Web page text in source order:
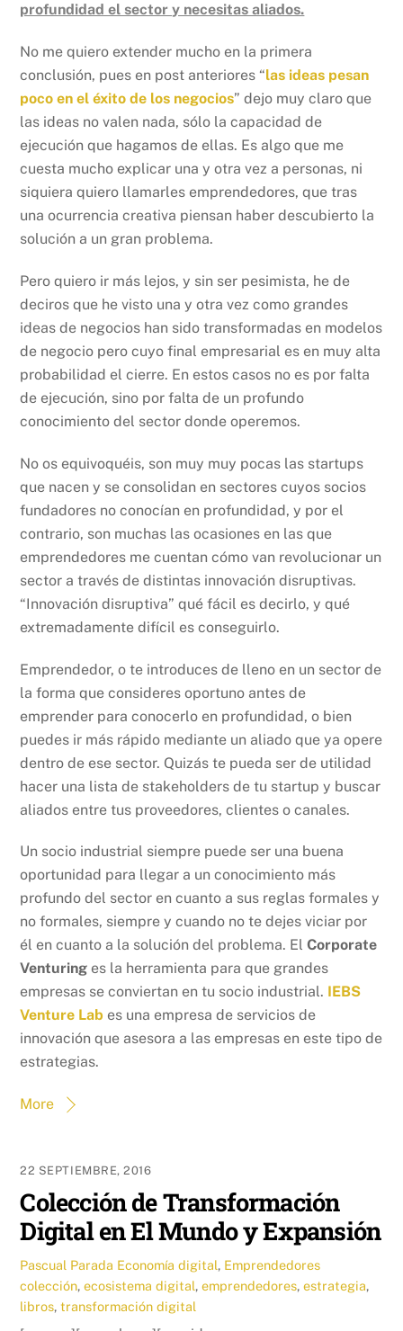
profundidad el sector y necesitas aliados.
No me quiero extender mucho en la primera
conclusión, pues en post anteriores “las ideas pesan
poco en el éxito de los negocios” dejo muy claro que
las ideas no valen nada, sólo la capacidad de
ejecución que hagamos de ellas. Es algo que me
cuesta mucho explicar una y otra vez a personas, ni
siquiera quiero llamarles emprendedores, que tras
una ocurrencia creativa piensan haber descubierto la
solución a un gran problema.
Pero quiero ir más lejos, y sin ser pesimista, he de
deciros que he visto una y otra vez como grandes
ideas de negocios han sido transformadas en modelos
de negocio pero cuyo final empresarial es en muy alta
probabilidad el cierre. En estos casos no es por falta
de ejecución, sino por falta de un profundo
conocimiento del sector donde operemos.
No os equivoquéis, son muy muy pocas las startups
que nacen y se consolidan en sectores cuyos socios
fundadores no conocían en profundidad, y por el
contrario, son muchas las ocasiones en las que
emprendedores me cuentan cómo van revolucionar un
sector a través de distintas innovación disruptivas.
“Innovación disruptiva” qué fácil es decirlo, y qué
extremadamente difícil es conseguirlo.
Emprendedor, o te introduces de lleno en un sector de
la forma que consideres oportuno antes de
emprender para conocerlo en profundidad, o bien
puedes ir más rápido mediante un aliado que ya opere
dentro de ese sector. Quizás te pueda ser de utilidad
hacer una lista de stakeholders de tu startup y buscar
aliados entre tus proveedores, clientes o canales.
Un socio industrial siempre puede ser una buena
oportunidad para llegar a un conocimiento más
profundo del sector en cuanto a sus reglas formales y
no formales, siempre y cuando no te dejes viciar por
él en cuanto a la solución del problema. ElCorporate
Venturing es la herramienta para que grandes
empresas se conviertan en tu socio industrial. IEBS
Venture Lab es una empresa de servicios de
innovación que asesora a las empresas en este tipo de
estrategias.
More
22 SEPTIEMBRE, 2016
Colección de Transformación
Digital en El Mundo y Expansión
Pascual Parada Economía digital, Emprendedores
colección,ecosistema digital,emprendedores,estrategia,
libros,transformación digital